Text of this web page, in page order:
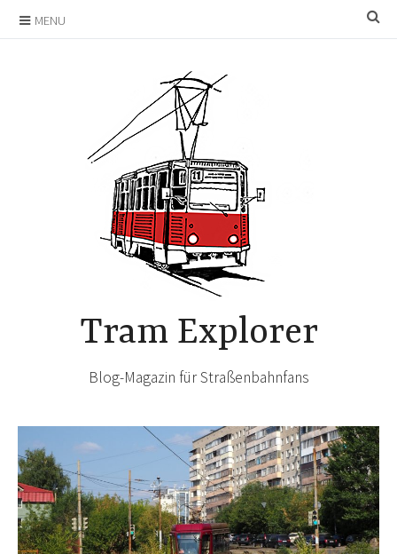
Skip
to
Tram Explorer
Blog-Magazin für Straßenbahnfans
MENU